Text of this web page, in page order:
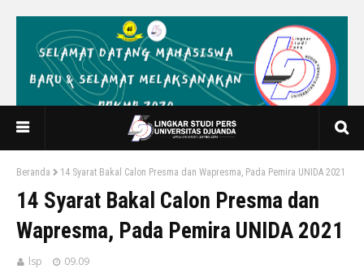
Beranda 14 Syarat Bakal Calon Presma dan Wapresma, Pada Pemira UNIDA 2021
14 Syarat Bakal Calon Presma dan
Wapresma, Pada Pemira UNIDA 2021
lsp 09.09